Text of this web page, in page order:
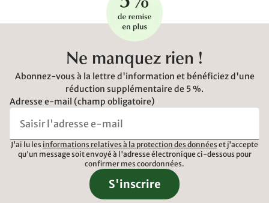
Ne manquez rien !
Abonnez-vous à la lettre d'information et bénéficiez d'une
réduction supplémentaire de 5 %.
Adresse e-mail (champ obligatoire)
J'ai lu les informations relatives à la protection des données et j'accepte
qu'un message soit envoyé à l'adresse électronique ci-dessous pour
confirmer mes coordonnées.
S'inscrire